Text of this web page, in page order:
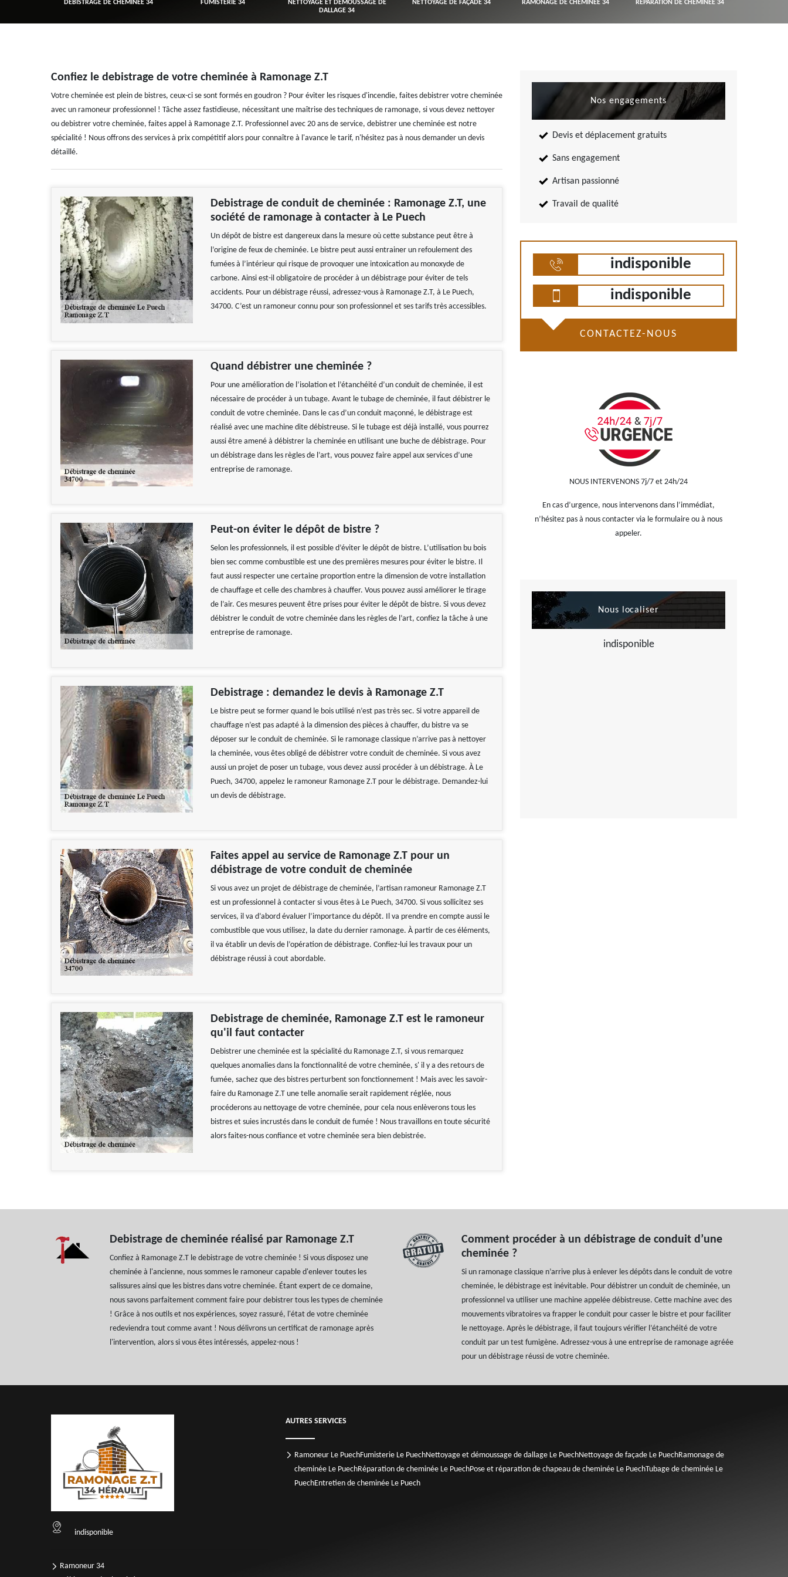
DÉBISTRAGE DE CHEMINÉE 34 FUMISTERIE 34
NETTOYAGE ET DÉMOUSSAGE DE
DALLAGE 34
NETTOYAGE DE FAÇADE 34 RAMONAGE DE CHEMINÉE 34 RÉPARATION DE CHEMINÉE 34
Confiez le debistrage de votre cheminée à Ramonage Z.T
Votre cheminée est plein de bistres, ceux-ci se sont formés en goudron ? Pour éviter les risques d'incendie, faites debistrer votre cheminée
avec un ramoneur professionnel ! Tâche assez fastidieuse, nécessitant une maîtrise des techniques de ramonage, si vous devez nettoyer
ou debistrer votre cheminée, faites appel à Ramonage Z.T. Professionnel avec 20 ans de service, debistrer une cheminée est notre
spécialité ! Nous offrons des services à prix compétitif alors pour connaître à l'avance le tarif, n'hésitez pas à nous demander un devis
détaillé.
Debistrage de conduit de cheminée : Ramonage Z.T, une
société de ramonage à contacter à Le Puech
Un dépôt de bistre est dangereux dans la mesure où cette substance peut être à
l’origine de feux de cheminée. Le bistre peut aussi entrainer un refoulement des
fumées à l’intérieur qui risque de provoquer une intoxication au monoxyde de
carbone. Ainsi est-il obligatoire de procéder à un débistrage pour éviter de tels
accidents. Pour un débistrage réussi, adressez-vous à Ramonage Z.T, à Le Puech,
34700. C’est un ramoneur connu pour son professionnel et ses tarifs très accessibles.
Quand débistrer une cheminée ?
Pour une amélioration de l’isolation et l’étanchéité d’un conduit de cheminée, il est
nécessaire de procéder à un tubage. Avant le tubage de cheminée, il faut débistrer le
conduit de votre cheminée. Dans le cas d’un conduit maçonné, le débistrage est
réalisé avec une machine dite débistreuse. Si le tubage est déjà installé, vous pourrez
aussi être amené à débistrer la cheminée en utilisant une buche de débistrage. Pour
un débistrage dans les règles de l’art, vous pouvez faire appel aux services d’une
entreprise de ramonage.
Peut-on éviter le dépôt de bistre ?
Selon les professionnels, il est possible d’éviter le dépôt de bistre. L’utilisation bu bois
bien sec comme combustible est une des premières mesures pour éviter le bistre. Il
faut aussi respecter une certaine proportion entre la dimension de votre installation
de chauffage et celle des chambres à chauffer. Vous pouvez aussi améliorer le tirage
de l’air. Ces mesures peuvent être prises pour éviter le dépôt de bistre. Si vous devez
débistrer le conduit de votre cheminée dans les règles de l’art, confiez la tâche à une
entreprise de ramonage.
Debistrage : demandez le devis à Ramonage Z.T
Le bistre peut se former quand le bois utilisé n’est pas très sec. Si votre appareil de
chauffage n’est pas adapté à la dimension des pièces à chauffer, du bistre va se
déposer sur le conduit de cheminée. Si le ramonage classique n’arrive pas à nettoyer
la cheminée, vous êtes obligé de débistrer votre conduit de cheminée. Si vous avez
aussi un projet de poser un tubage, vous devez aussi procéder à un débistrage. À Le
Puech, 34700, appelez le ramoneur Ramonage Z.T pour le débistrage. Demandez-lui
un devis de débistrage.
Faites appel au service de Ramonage Z.T pour un
débistrage de votre conduit de cheminée
Si vous avez un projet de débistrage de cheminée, l’artisan ramoneur Ramonage Z.T
est un professionnel à contacter si vous êtes à Le Puech, 34700. Si vous sollicitez ses
services, il va d’abord évaluer l’importance du dépôt. Il va prendre en compte aussi le
combustible que vous utilisez, la date du dernier ramonage. À partir de ces éléments,
il va établir un devis de l’opération de débistrage. Confiez-lui les travaux pour un
débistrage réussi à cout abordable.
Debistrage de cheminée, Ramonage Z.T est le ramoneur
qu'il faut contacter
Debistrer une cheminée est la spécialité du Ramonage Z.T, si vous remarquez
quelques anomalies dans la fonctionnalité de votre cheminée, s' il y a des retours de
fumée, sachez que des bistres perturbent son fonctionnement ! Mais avec les savoir-
faire du Ramonage Z.T une telle anomalie serait rapidement réglée, nous
procéderons au nettoyage de votre cheminée, pour cela nous enlèverons tous les
bistres et suies incrustés dans le conduit de fumée ! Nous travaillons en toute sécurité
alors faites-nous confiance et votre cheminée sera bien debistrée.
Nos engagements
Devis et déplacement gratuits
Sans engagement
Artisan passionné
Travail de qualité
indisponible
indisponible
CONTACTEZ-NOUS
NOUS INTERVENONS 7j/7 et 24h/24
En cas d’urgence, nous intervenons dans l’immédiat,
n’hésitez pas à nous contacter via le formulaire ou à nous
appeler.
Nous localiser
indisponible
Debistrage de cheminée réalisé par Ramonage Z.T
Confiez à Ramonage Z.T le debistrage de votre cheminée ! Si vous disposez une
cheminée à l'ancienne, nous sommes le ramoneur capable d'enlever toutes les
salissures ainsi que les bistres dans votre cheminée. Étant expert de ce domaine,
nous savons parfaitement comment faire pour debistrer tous les types de cheminée
! Grâce à nos outils et nos expériences, soyez rassuré, l'état de votre cheminée
redeviendra tout comme avant ! Nous délivrons un certificat de ramonage après
l'intervention, alors si vous êtes intéressés, appelez-nous !
Comment procéder à un débistrage de conduit d’une
cheminée ?
Si un ramonage classique n’arrive plus à enlever les dépôts dans le conduit de votre
cheminée, le débistrage est inévitable. Pour débistrer un conduit de cheminée, un
professionnel va utiliser une machine appelée débistreuse. Cette machine avec des
mouvements vibratoires va frapper le conduit pour casser le bistre et pour faciliter
le nettoyage. Après le débistrage, il faut toujours vérifier l’étanchéité de votre
conduit par un test fumigène. Adressez-vous à une entreprise de ramonage agréée
pour un débistrage réussi de votre cheminée.
indisponible
Ramoneur 34
AUTRES SERVICES
Ramoneur Le PuechFumisterie Le PuechNettoyage et démoussage de dallage Le PuechNettoyage de façade Le PuechRamonage de
cheminée Le PuechRéparation de cheminée Le PuechPose et réparation de chapeau de cheminée Le PuechTubage de cheminée Le
PuechEntretien de cheminée Le Puech